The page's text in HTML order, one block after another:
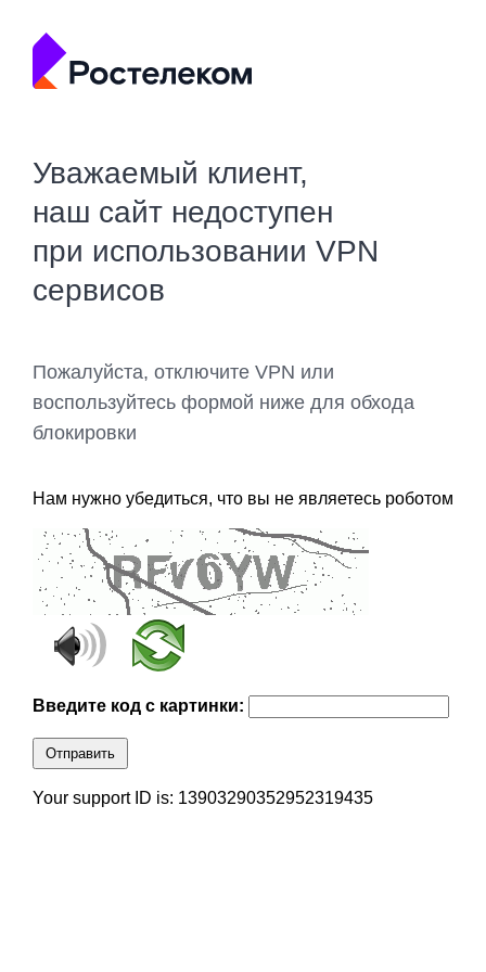
Уважаемый клиент,
наш сайт недоступен
при использовании VPN
сервисов
Пожалуйста, отключите VPN или
воспользуйтесь формой ниже для обхода
блокировки
Нам нужно убедиться, что вы не являетесь роботом
Введите код с картинки:
Отправить
Your support ID is: 13903290352952319435